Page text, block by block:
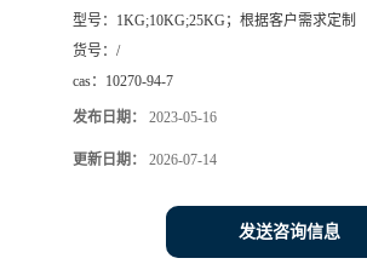
型号： 1KG;10KG;25KG；根据客户需求定制
货号： /
cas： 10270-94-7
发布日期： 2023-05-16
更新日期： 2026-07-14
发送咨询信息